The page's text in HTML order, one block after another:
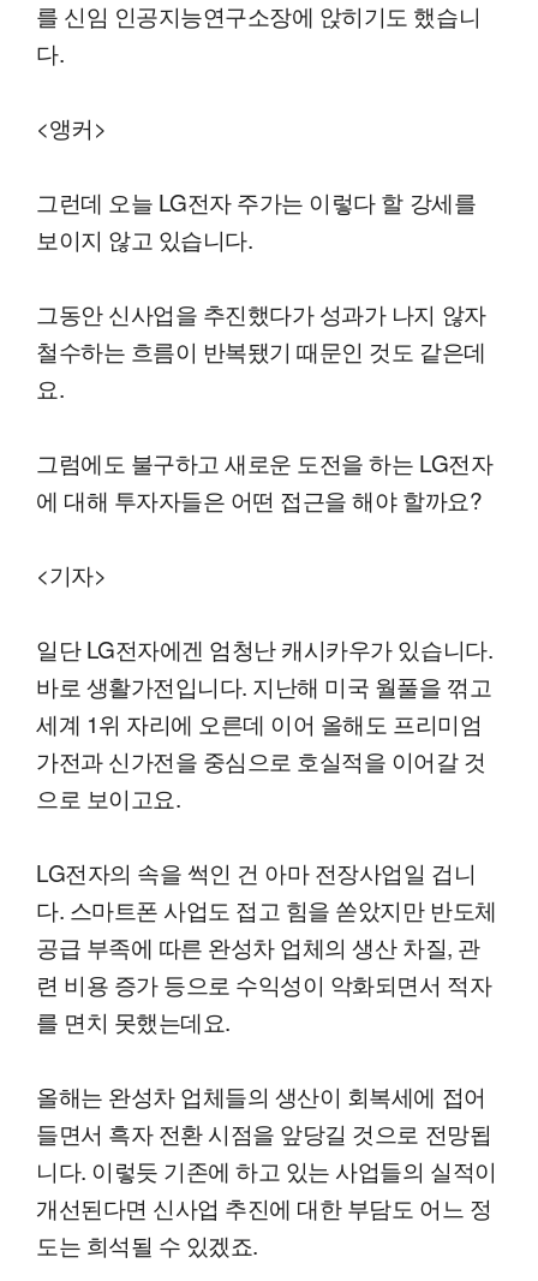
를 신임 인공지능연구소장에 앉히기도 했습니
다.
<앵커>
그런데 오늘 LG전자 주가는 이렇다 할 강세를
보이지 않고 있습니다.
그동안 신사업을 추진했다가 성과가 나지 않자
철수하는 흐름이 반복됐기 때문인 것도 같은데
요.
그럼에도 불구하고 새로운 도전을 하는 LG전자
에 대해 투자자들은 어떤 접근을 해야 할까요?
<기자>
일단 LG전자에겐 엄청난 캐시카우가 있습니다.
바로 생활가전입니다. 지난해 미국 월풀을 꺾고
세계 1위 자리에 오른데 이어 올해도 프리미엄
가전과 신가전을 중심으로 호실적을 이어갈 것
으로 보이고요.
LG전자의 속을 썩인 건 아마 전장사업일 겁니
다. 스마트폰 사업도 접고 힘을 쏟았지만 반도체
공급 부족에 따른 완성차 업체의 생산 차질, 관
련 비용 증가 등으로 수익성이 악화되면서 적자
를 면치 못했는데요.
올해는 완성차 업체들의 생산이 회복세에 접어
들면서 흑자 전환 시점을 앞당길 것으로 전망됩
니다. 이렇듯 기존에 하고 있는 사업들의 실적이
개선된다면 신사업 추진에 대한 부담도 어느 정
도는 희석될 수 있겠죠.